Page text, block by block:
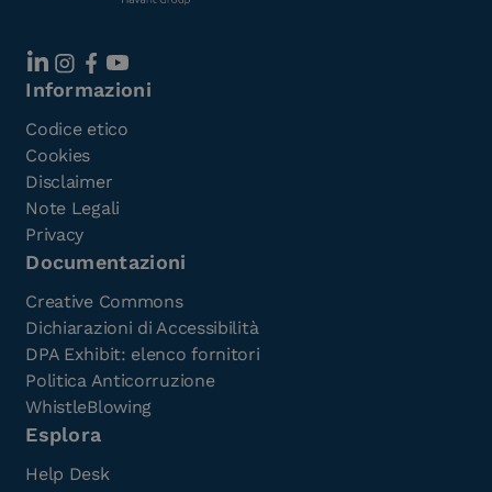
Informazioni
Codice etico
Cookies
Disclaimer
Note Legali
Privacy
Documentazioni
Creative Commons
Dichiarazioni di Accessibilità
DPA Exhibit: elenco fornitori
Politica Anticorruzione
WhistleBlowing
Esplora
Help Desk